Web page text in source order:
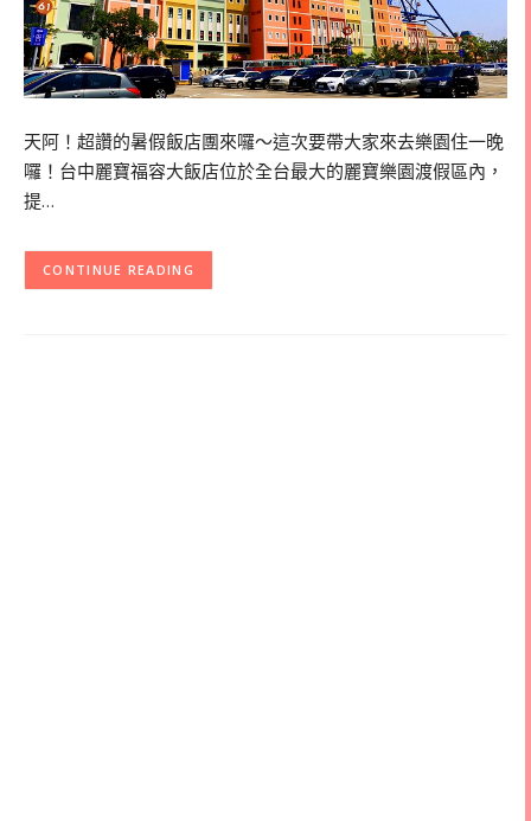
天阿！超讚的暑假飯店團來囉～這次要帶大家來去樂園住一晚
囉！台中麗寶福容大飯店位於全台最大的麗寶樂園渡假區內，
提…
CONTINUE READING